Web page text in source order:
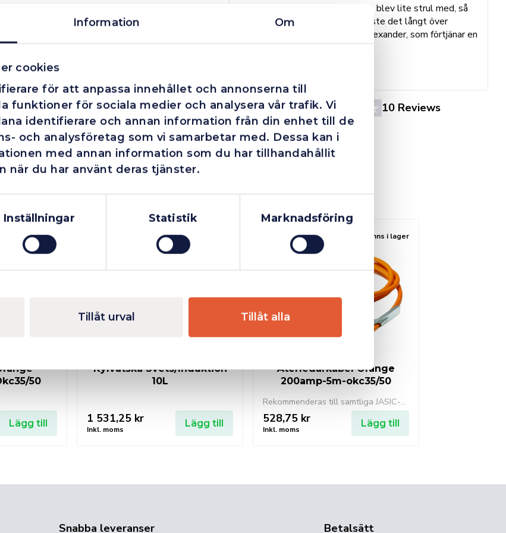
Information Om
cookies
för att anpassa innehållet och annonserna till
funktioner för sociala medier och analysera vår trafik. Vi
identifierare och annan information från din enhet till de
och analysföretag som vi samarbetar med. Dessa kan i
med annan information som du har tillhandahållit
när du har använt deras tjänster.
Inställningar Statistik Marknadsföring
Tillåt urval Tillåt alla
4.4 10 Reviews
Trots en billigare order, som det blev lite strul med, så
agerade dom blixtsnabbt och löste det långt över
förväntan. Hade kontakt med Alexander, som förtjänar en
extra guldstjärna.
Finns i lager
50
Lägg till
Fåtal kvar i lager
Kylvätska Svets/Induktion
10L
1 531,25 kr
Inkl. moms
Lägg till
Finns i lager
Återledarkabel Orange
200amp-5m-okc35/50
Rekommenderas till samtliga JASIC-maskiner från 160 amp upp till 250 amp
528,75 kr
Inkl. moms
Lägg till
Snabba leveranser Betalsätt